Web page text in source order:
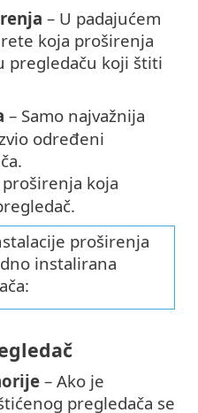
– U padajućem
koja proširenja
pregledaču koji štiti
– Samo najvažnija
određeni
proširenja koja
proširenja
instalirana
– Ako je
pregledača se